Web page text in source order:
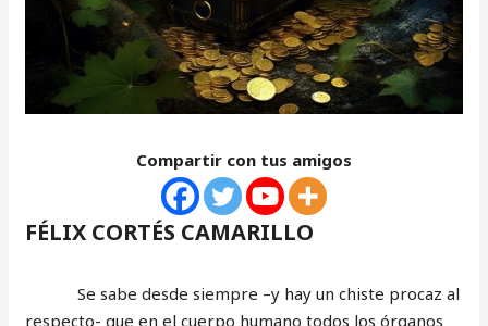
Compartir con tus amigos
FÉLIX CORTÉS CAMARILLO
Se sabe desde siempre –y hay un chiste procaz al
respecto- que en el cuerpo humano todos los órganos